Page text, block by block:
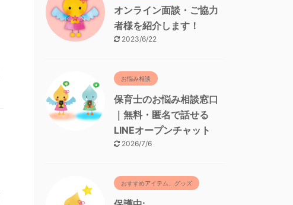
オンライン面談・ご協力
者様を紹介します！
2023/6/22
お悩み相談
保育士のお悩み相談窓口
｜無料・匿名で話せる
LINEオープンチャット
2026/7/6
おすすめアイテム、グッズ